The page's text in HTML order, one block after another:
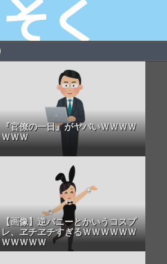
『官僚の一日』がヤバいＷＷＷＷ
ＷＷＷ
【画像】逆バニーとかいうコスプ
レ、ヱチヱチすぎるＷＷＷＷＷＷ
ＷＷＷＷＷ